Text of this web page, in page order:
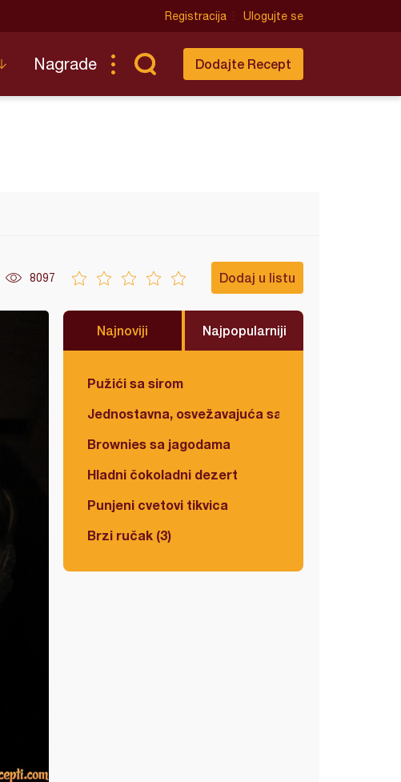
Registracija Ulogujte se
Nagrade Dodajte Recept
8097 Dodaj u listu
Najnoviji Najpopularniji
Pužići sa sirom
Jednostavna, osvežavajuća salata
Brownies sa jagodama
Hladni čokoladni dezert
Punjeni cvetovi tikvica
Brzi ručak (3)